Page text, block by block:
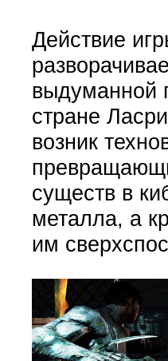
Действие
выдуманной
стране
возник
существ в
металла, а
им